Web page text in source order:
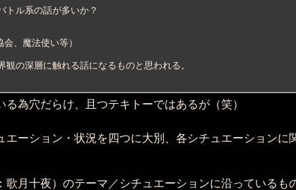
トル系の話が多いか？
、魔法使い等）
観の深層に触れる話になるものと思われる。
為穴だらけ、且つテキトーではあるが（笑）
ーション・状況を四つに大別、各シチュエーション
月十夜）のテーマ／シチュエーションに沿っている